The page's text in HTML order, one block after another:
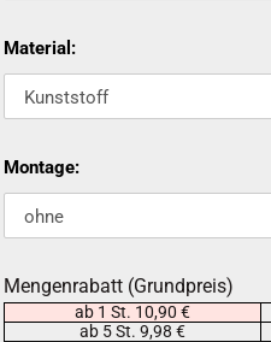
Material:
Montage:
Mengenrabatt (Grundpreis)
ab 1 St. 10,90 €
ab 5 St. 9,98 €